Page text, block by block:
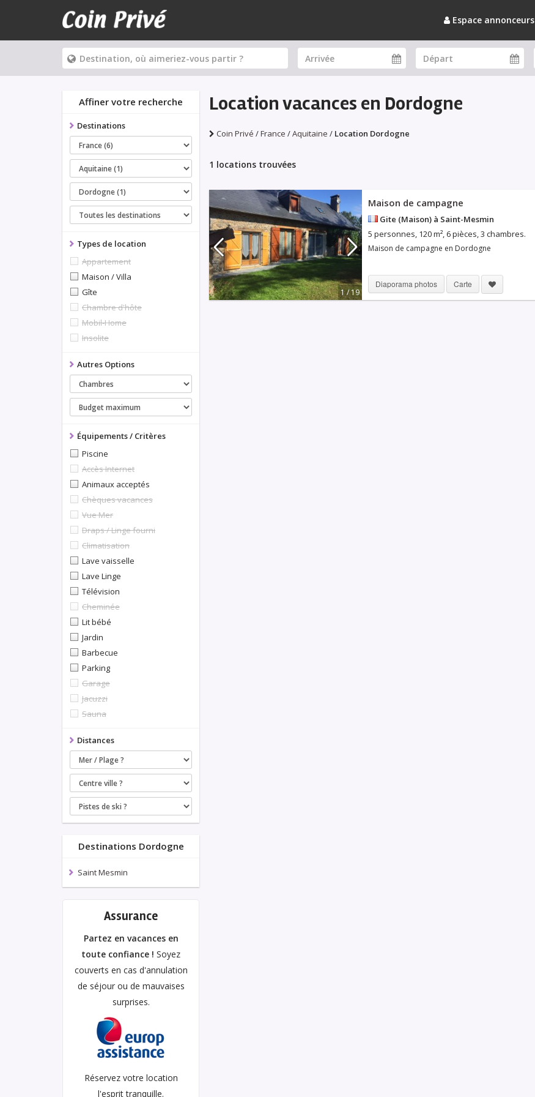
Espace annonceurs
Affiner votre recherche
Destinations
Types de location
Appartement
Maison / Villa
Gîte
Chambre d'hôte
Mobil-Home
Insolite
Autres Options
Équipements / Critères
Piscine
Accès Internet
Animaux acceptés
Chèques vacances
Vue Mer
Draps / Linge fourni
Climatisation
Lave vaisselle
Lave Linge
Télévision
Cheminée
Lit bébé
Jardin
Barbecue
Parking
Garage
Jacuzzi
Sauna
Distances
Destinations Dordogne
Saint Mesmin
Assurance
Partez en vacances en
toute confiance ! Soyez
couverts en cas d'annulation
de séjour ou de mauvaises
surprises.
Réservez votre location
l'esprit tranquille.
Location vacances en Dordogne
Coin Privé /France /Aquitaine / Location Dordogne
1 locations trouvées
1 / 19
Maison de campagne
Gite (Maison) à Saint-Mesmin
5 personnes, 120 m², 6 pièces, 3 chambres.
Maison de campagne en Dordogne
Diaporama photos Carte